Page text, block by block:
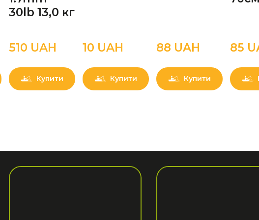
30lb 13,0 кг
510 UAН
Купити
10 UAН
Купити
88 UAН
Купити
85